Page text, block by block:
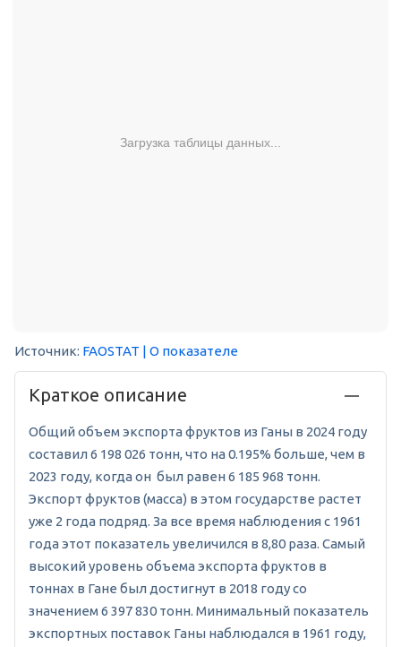
Загрузка таблицы данных...
Источник: FAOSTAT | О показателе
Краткое описание
Общий объем экспорта фруктов из Ганы в 2024 году
составил 6 198 026 тонн, что на 0.195% больше, чем в
2023 году, когда он был равен 6 185 968 тонн.
Экспорт фруктов (масса) в этом государстве растет
уже 2 года подряд. За все время наблюдения с 1961
года этот показатель увеличился в 8,80 раза. Самый
высокий уровень объема экспорта фруктов в
тоннах в Гане был достигнут в 2018 году со
значением 6 397 830 тонн. Минимальный показатель
экспортных поставок Ганы наблюдался в 1961 году,